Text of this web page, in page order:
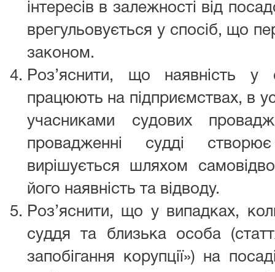
інтересів в залежності від
врегульовується у спосіб, що
законом.
Роз’яснити, що наявність у
працюють на підприємствах, в
учасниками судових
провадженні судді
вирішується шляхом
його наявність та відводу.
Роз’яснити, що у випадках,
суддя та близька особа
запобігання корупції») на